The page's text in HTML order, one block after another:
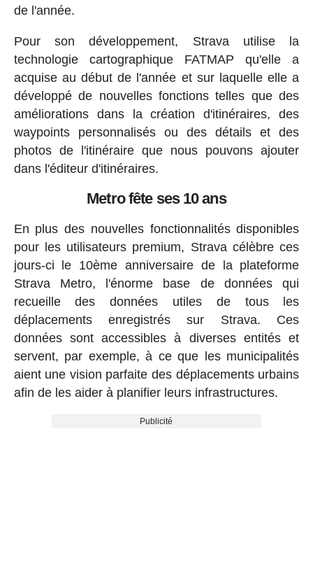
de l'année.
Pour son développement, Strava utilise la
technologie cartographique FATMAP qu'elle a
acquise au début de l'année et sur laquelle elle a
développé de nouvelles fonctions telles que des
améliorations dans la création d'itinéraires, des
waypoints personnalisés ou des détails et des
photos de l'itinéraire que nous pouvons ajouter
dans l'éditeur d'itinéraires.
Metro fête ses 10 ans
En plus des nouvelles fonctionnalités disponibles
pour les utilisateurs premium, Strava célèbre ces
jours-ci le 10ème anniversaire de la plateforme
Strava Metro, l'énorme base de données qui
recueille des données utiles de tous les
déplacements enregistrés sur Strava. Ces
données sont accessibles à diverses entités et
servent, par exemple, à ce que les municipalités
aient une vision parfaite des déplacements urbains
afin de les aider à planifier leurs infrastructures.
Publicité